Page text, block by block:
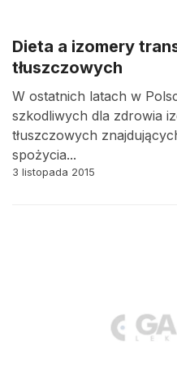
Dieta a izomery
tłuszczowych
W ostatnich latach w
szkodliwych dla zdrowia
tłuszczowych
spożycia...
3 listopada 2015